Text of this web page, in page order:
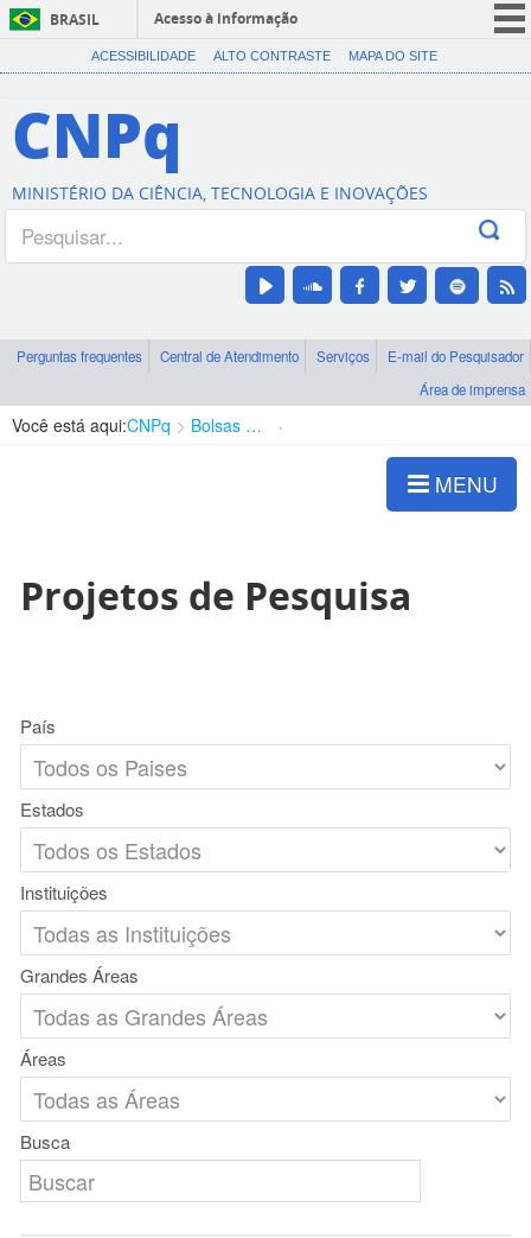
BRASIL
Acesso à informação
CORONAVÍRUS (COVID-19)
Canais
ACESSIBILIDADE ALTO CONTRASTE MAPA DO SITE
CNPq
MINISTÉRIO DA CIÊNCIA, TECNOLOGIA E INOVAÇÕES
Perguntas frequentes Central de Atendimento Serviços
E-mail do Pesquisador
Área de imprensa
Você está aqui:CNPq Bolsas e Auxílios Vigentes
MENU
Projetos de Pesquisa
País
Estados
Instituições
Grandes Áreas
Áreas
Busca